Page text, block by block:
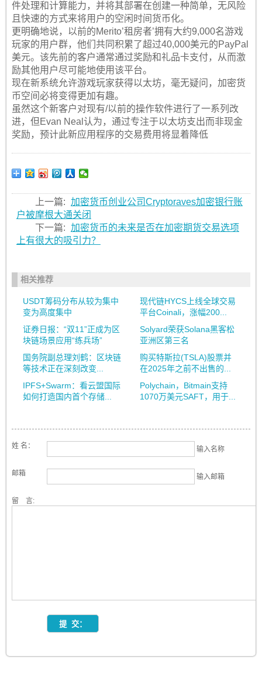
件处理和计算能力，并将其部署在创建一种简单，无风险
且快速的方式来将用户的空闲时间货币化。
更明确地说，以前的Merito’租房者’拥有大约9,000名游戏
玩家的用户群，他们共同积累了超过40,000美元的PayPal
美元。该先前的客户通常通过奖励和礼品卡支付，从而激
励其他用户尽可能地使用该平台。
现在新系统允许游戏玩家获得以太坊，毫无疑问，加密货
币空间必将变得更加有趣。
虽然这个新客户对现有/以前的操作软件进行了一系列改
进，但Evan Neal认为，通过专注于以太坊支出而非现金
奖励，预计此新应用程序的交易费用将显着降低
上一篇: 加密货币创业公司Cryptoraves加密银行账
户被摩根大通关闭
下一篇: 加密货币的未来是否在加密期货交易选项
上有很大的吸引力？
相关推荐
USDT筹码分布从较为集中
变为高度集中
现代链HYCS上线全球交易
平台Coinali，涨幅200...
证券日报：“双11”正成为区
块链场景应用“练兵场”
Solyard荣获Solana黑客松
亚洲区第三名
国务院副总理刘鹤：区块链
等技术正在深刻改变...
购买特斯拉(TSLA)股票并
在2025年之前不出售的...
IPFS+Swarm：看云盟国际
如何打造国内首个存储...
Polychain，Bitmain支持
1070万美元SAFT，用于...
姓 名： 输入名称
邮箱 输入邮箱
留 言: